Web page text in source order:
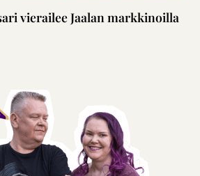
vierailee Jaalan markkinoilla